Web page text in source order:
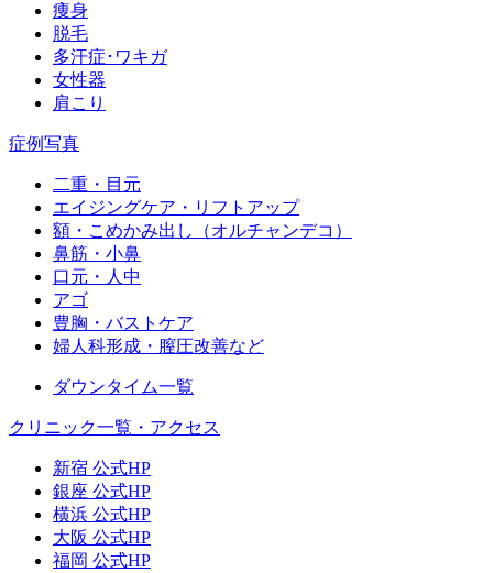
痩身
脱毛
多汗症･ワキガ
女性器
肩こり
症例写真
二重・目元
エイジングケア・リフトアップ
額・こめかみ出し（オルチャンデコ）
鼻筋・小鼻
口元・人中
アゴ
豊胸・バストケア
婦人科形成・膣圧改善など
ダウンタイム一覧
クリニック一覧・アクセス
新宿 公式HP
銀座 公式HP
横浜 公式HP
大阪 公式HP
福岡 公式HP